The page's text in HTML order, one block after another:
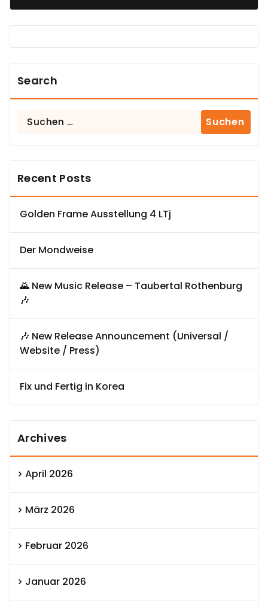
Search
Suchen
Recent Posts
Golden Frame Ausstellung 4 LTj
Der Mondweise
🌄 New Music Release – Taubertal Rothenburg
🎶
🎶 New Release Announcement (Universal /
Website / Press)
Fix und Fertig in Korea
Archives
April 2026
März 2026
Februar 2026
Januar 2026